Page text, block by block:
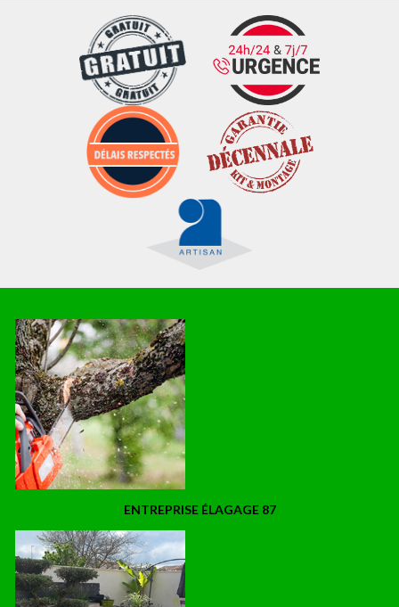
ENTREPRISE ÉLAGAGE 87